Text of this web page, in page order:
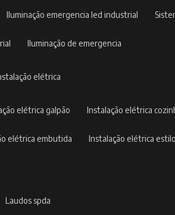
iluminação emergencia led industrial
iluminação de emergencia
elétrica
elétrica galpão instalação elétrica
elétrica embutida instalação elétrica
laudos spda